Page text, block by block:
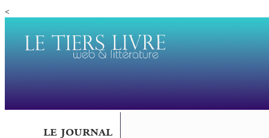
<
le journal